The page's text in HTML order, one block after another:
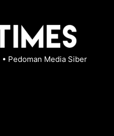
• Pedoman Media Siber